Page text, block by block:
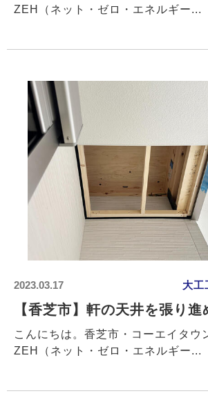
ZEH（ネット・ゼロ・エネルギー...
2023.03.17 大工
【香芝市】軒の天井を張り進
こんにちは。香芝市・コーエイタウ
ZEH（ネット・ゼロ・エネルギー...